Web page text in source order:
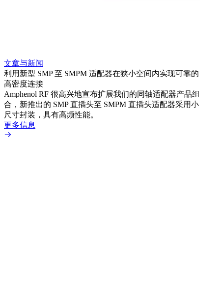
文章与新闻
利用新型 SMP 至 SMPM 适配器在狭小空间内实现可靠的
高密度连接
Amphenol RF 很高兴地宣布扩展我们的同轴适配器产品组
合，新推出的 SMP 直插头至 SMPM 直插头适配器采用小
尺寸封装，具有高频性能。
更多信息